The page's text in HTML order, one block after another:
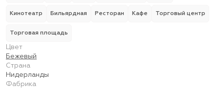
Кинотеатр Бильярдная Ресторан Кафе Торговый центр
Торговая площадь
Цвет
Бежевый
Страна
Нидерланды
Фабрика